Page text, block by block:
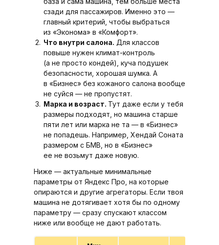
сзади для пассажиров. Именно это —
главный критерий, чтобы выбраться
из «Эконома» в «Комфорт».
Что внутри салона. Для классов
повыше нужен климат-контроль
(а не просто кондей), куча подушек
безопасности, хорошая шумка. А
в «Бизнес» без кожаного салона вообще
не суйся — не пропустят.
Марка и возраст. Тут даже если у тебя
размеры подходят, но машина старше
пяти лет или марка не та — в «Бизнес»
не попадешь. Например, Хендай Соната
размером с БМВ, но в «Бизнес»
ее не возьмут даже новую.
Ниже — актуальные минимальные
параметры от Яндекс Про, на которые
опираются и другие агрегаторы. Если твоя
машина не дотягивает хотя бы по одному
параметру — сразу спускают классом
ниже или вообще не дают работать.